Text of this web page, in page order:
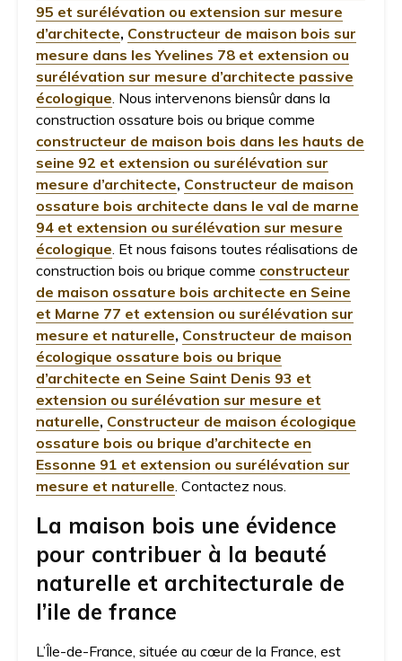
95 et surélévation ou extension sur mesure
d’architecte, Constructeur de maison bois sur
mesure dans les Yvelines 78 et extension ou
surélévation sur mesure d’architecte passive
écologique . Nous intervenons biensûr dans la
construction ossature bois ou brique comme
constructeur de maison bois dans les hauts de
seine 92 et extension ou surélévation sur
mesure d’architecte, Constructeur de maison
ossature bois architecte dans le val de marne
94 et extension ou surélévation sur mesure
écologique . Et nous faisons toutes réalisations de
construction bois ou brique comme constructeur
de maison ossature bois architecte en Seine
et Marne 77 et extension ou surélévation sur
mesure et naturelle, Constructeur de maison
écologique ossature bois ou brique
d’architecte en Seine Saint Denis 93 et
extension ou surélévation sur mesure et
naturelle, Constructeur de maison écologique
ossature bois ou brique d’architecte en
Essonne 91 et extension ou surélévation sur
mesure et naturelle . Contactez nous.
La maison bois une évidence
pour contribuer à la beauté
naturelle et architecturale de
l’ile de france
L’Île-de-France, située au cœur de la France, est